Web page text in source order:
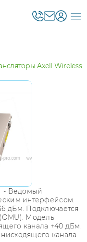
Axell Wireless
- Ведомый
интерфейсом.
дБм. Подключается
Модель
канала +40 дБм.
канала